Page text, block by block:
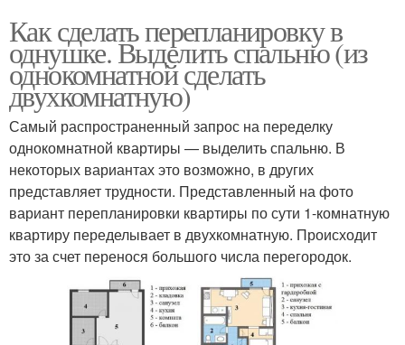
Как сделать перепланировку в
однушке. Выделить спальню (из
однокомнатной сделать
двухкомнатную)
Самый распространенный запрос на переделку
однокомнатной квартиры — выделить спальню. В
некоторых вариантах это возможно, в других
представляет трудности. Представленный на фото
вариант перепланировки квартиры по сути 1-комнатную
квартиру переделывает в двухкомнатную. Происходит
это за счет перенося большого числа перегородок.